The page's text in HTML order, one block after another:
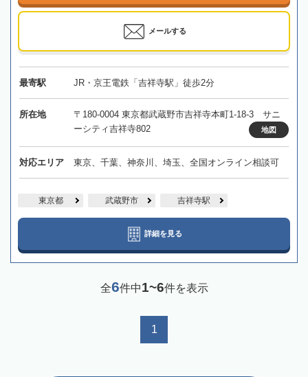
メールする
最寄駅 JR・京王電鉄「吉祥寺駅」徒歩2分
所在地
〒180-0004 東京都武蔵野市吉祥寺本町1-18-3 サニ
ーシティ吉祥寺802
地図
対応エリア 東京、千葉、神奈川、埼玉、全国オンライン相談可
東京都 武蔵野市 吉祥寺駅
詳細を見る
全6件中1~6件を表示
1